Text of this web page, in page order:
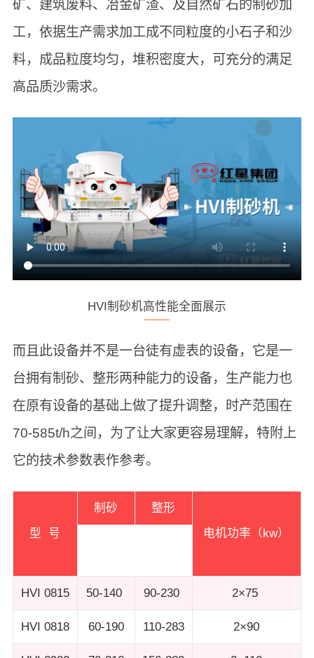
矿、建筑废料、冶金矿渣、及自然矿石的制砂加
工，依据生产需求加工成不同粒度的小石子和沙
料，成品粒度均匀，堆积密度大，可充分的满足
高品质沙需求。
HVI制砂机高性能全面展示
而且此设备并不是一台徒有虚表的设备，它是一
台拥有制砂、整形两种能力的设备，生产能力也
在原有设备的基础上做了提升调整，时产范围在
70-585t/h之间，为了让大家更容易理解，特附上
它的技术参数表作参考。
型 号
制砂
整形
电机功率（kw）
HVI 0815 50-140 90-230 2×75
HVI 0818 60-190 110-283 2×90